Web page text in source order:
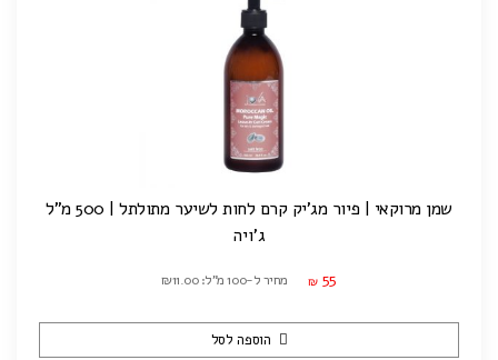
שמן מרוקאי | פיור מג'יק קרם לחות לשיער מתולתל | 500 מ"ל
ג'ויה
₪ 55 מחיר ל-100 מ"ל: ₪11.00
הוספה לסל